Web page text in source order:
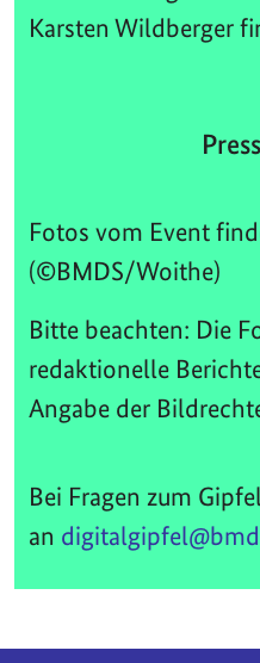
Karsten Wildberger
Fotos vom Event
(©BMDS/Woithe)
Bitte beachten: Die
redaktionelle
Angabe der
Bei Fragen zum
an